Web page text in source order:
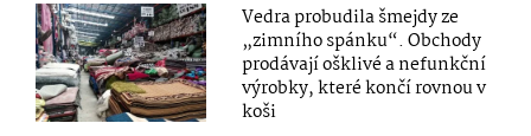
Vedra probudila šmejdy ze
„zimního spánku“. Obchody
prodávají ošklivé a nefunkční
výrobky, které končí rovnou v
koši